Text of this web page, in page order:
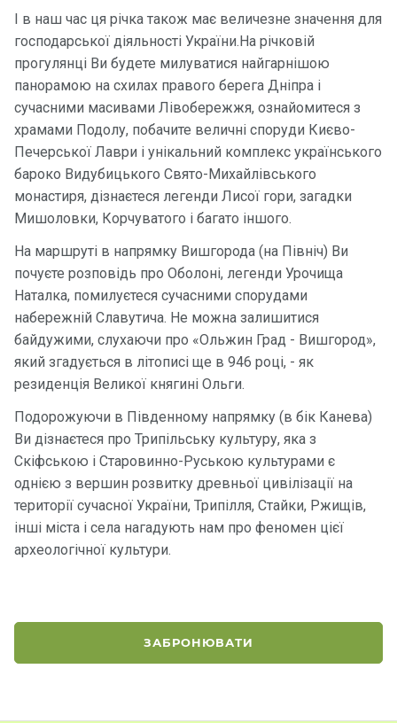
І в наш час ця річка також має величезне значення для
господарської діяльності України.На річковій
прогулянці Ви будете милуватися найгарнішою
панорамою на схилах правого берега Дніпра і
сучасними масивами Лівобережжя, ознайомитеся з
храмами Подолу, побачите величні споруди Києво-
Печерської Лаври і унікальний комплекс українського
бароко Видубицького Свято-Михайлівського
монастиря, дізнаєтеся легенди Лисої гори, загадки
Мишоловки, Корчуватого і багато іншого.
На маршруті в напрямку Вишгорода (на Північ) Ви
почуєте розповідь про Оболоні, легенди Урочища
Наталка, помилуєтеся сучасними спорудами
набережній Славутича. Не можна залишитися
байдужими, слухаючи про «Ольжин Град - Вишгород»,
який згадується в літописі ще в 946 році, - як
резиденція Великої княгині Ольги.
Подорожуючи в Південному напрямку (в бік Канева)
Ви дізнаєтеся про Трипільську культуру, яка з
Скіфською і Старовинно-Руською культурами є
однією з вершин розвитку древньої цивілізації на
території сучасної України, Трипілля, Стайки, Ржищів,
інші міста і села нагадують нам про феномен цієї
археологічної культури.
ЗАБРОНЮВАТИ
Розваг
и
Річкові
прогул
янки
Відгуки
Контакт
и